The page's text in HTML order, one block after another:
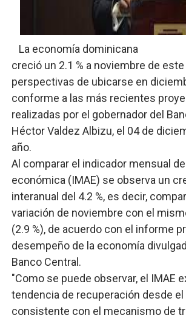
Digecac realizará Primer Festival
Josefa Castillo: Liderazgo y
Lee Ballester a los que se forman
Operativo Interinstitucional
Trabajadores de la prensa y
La economía dominicana
creció un 2.1 % a noviembre de este
perspectivas de ubicarse en
conforme a las más recientes
realizadas por el gobernador del
Héctor Valdez Albizu, el 04 de
año.
Al comparar el indicador mensual
económica (IMAE) se observa un
interanual del 4.2 %, es decir,
variación de noviembre con el
(2.9 %), de acuerdo con el informe
desempeño de la economía
Banco Central.
"Como se puede observar, el IMAE
tendencia de recuperación desde
consistente con el mecanismo de